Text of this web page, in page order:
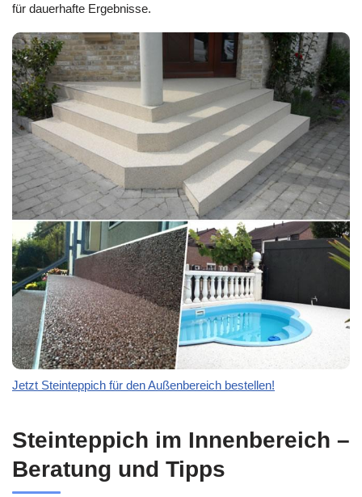
für dauerhafte Ergebnisse.
Jetzt Steinteppich für den Außenbereich bestellen!
Steinteppich im Innenbereich –
Beratung und Tipps